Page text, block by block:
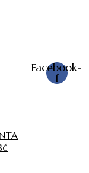
Facebook-
f